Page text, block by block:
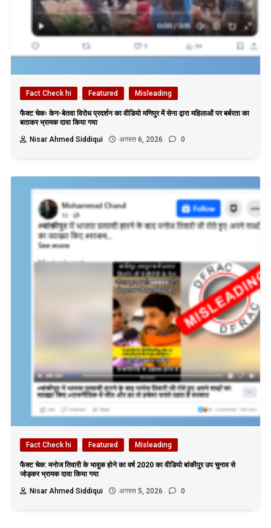
Fact Check hi Featured Misleading
फैक्ट चेकः केन-बेतवा विरोध प्रदर्शन का वीडियो मणिपुर में सेना द्वारा महिलाओं पर बर्बरता का
बताकर भ्रामक दावा किया गया
Nisar Ahmed Siddiqui
अगस्त 6, 2026 0
Fact Check hi Featured Misleading
फैक्ट चेक: मनोज तिवारी के भावुक होने का वर्ष 2020 का वीडियो बांकीपुर उप चुनाव से
जोड़कर भ्रामक दावा किया गया
Nisar Ahmed Siddiqui
अगस्त 5, 2026 0